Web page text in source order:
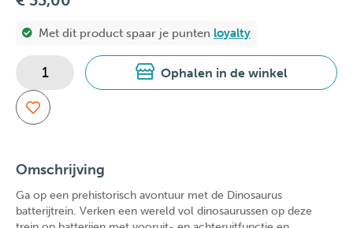
Met dit product spaar je punten loyalty
Ophalen in de winkel
Omschrijving
Ga op een prehistorisch avontuur met de Dinosaurus
batterijtrein. Verken een wereld vol dinosaurussen op deze